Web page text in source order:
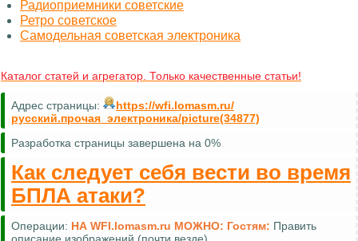
Радиоприемники советские
Ретро советское
Самодельная советская электроника
Каталог статей и агрегатор. Только качественные статьи!
Адрес страницы:
https://wfi.lomasm.ru/
русский.прочая_электроника/picture(34877)
Разработка страницы завершена на 0%
Как следует себя вести во время
БПЛА атаки?
Операции: НА WFI.lomasm.ru МОЖНО: Гостям: Править
описание изображений (почти везде)